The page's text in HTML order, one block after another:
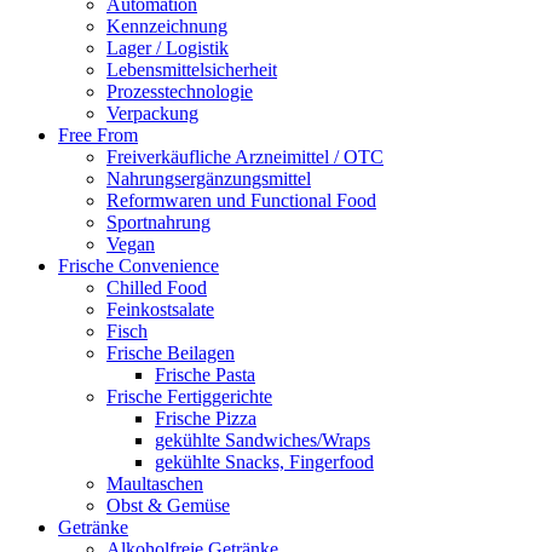
Kennzeichnung
Lager / Logistik
Lebensmittelsicherheit
Prozesstechnologie
Verpackung
Free From
Freiverkäufliche Arzneimittel / OTC
Nahrungsergänzungsmittel
Reformwaren und Functional Food
Sportnahrung
Vegan
Frische Convenience
Chilled Food
Feinkostsalate
Fisch
Frische Beilagen
Frische Pasta
Frische Fertiggerichte
Frische Pizza
gekühlte Sandwiches/Wraps
gekühlte Snacks, Fingerfood
Maultaschen
Obst & Gemüse
Getränke